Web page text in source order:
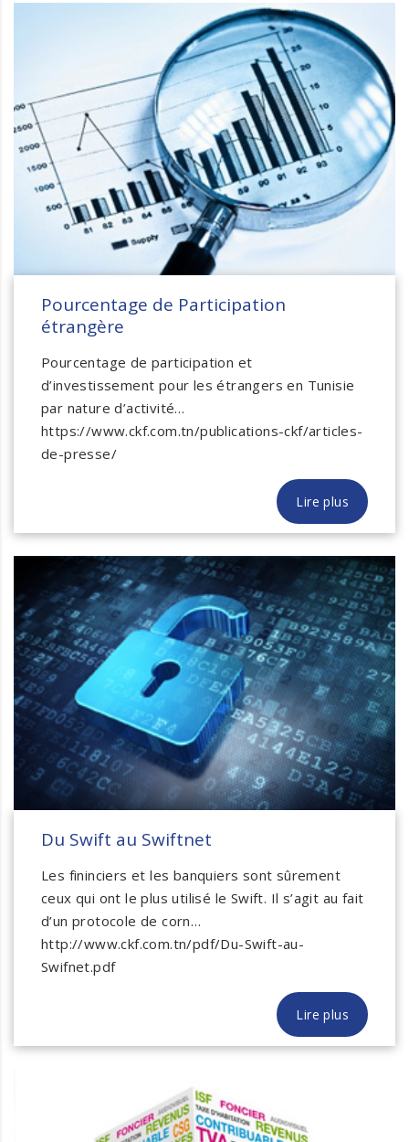
Pourcentage de Participation
étrangère
Pourcentage de participation et
d’investissement pour les étrangers en Tunisie
par nature d’activité…
https://www.ckf.com.tn/publications-ckf/articles-
de-presse/
Lire plus
Du Swift au Swiftnet
Les fininciers et les banquiers sont sûrement
ceux qui ont le plus utilisé le Swift. Il s’agit au fait
d’un protocole de corn…
http://www.ckf.com.tn/pdf/Du-Swift-au-
Swifnet.pdf
Lire plus